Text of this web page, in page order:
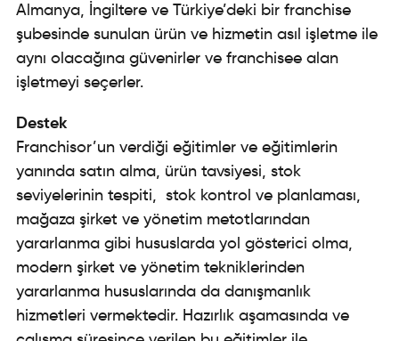
Almanya, İngiltere ve Türkiye’deki bir franchise
şubesinde sunulan ürün ve hizmetin asıl işletme ile
aynı olacağına güvenirler ve franchisee alan
işletmeyi seçerler.
Destek
Franchisor’un verdiği eğitimler ve eğitimlerin
yanında satın alma, ürün tavsiyesi, stok
seviyelerinin tespiti, stok kontrol ve planlaması,
mağaza şirket ve yönetim metotlarından
yararlanma gibi hususlarda yol gösterici olma,
modern şirket ve yönetim tekniklerinden
yararlanma hususlarında da danışmanlık
hizmetleri vermektedir. Hazırlık aşamasında ve